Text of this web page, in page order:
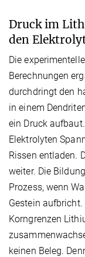
Druck im
den
Die
Berechnungen
durchdringt den
in einem
ein Druck
Elektrolyten
Rissen entladen.
weiter. Die
Prozess, wenn
Gestein
Korngrenzen
keinen Beleg.